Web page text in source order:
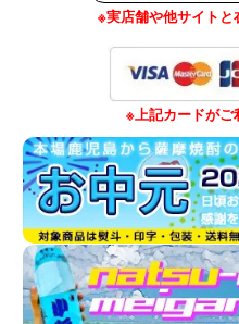
※実店舗や他サイトと
※上記カードがご